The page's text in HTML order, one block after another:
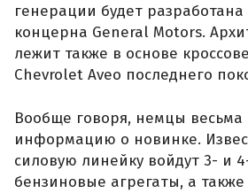
генерации будет
концерна General Motors.
лежит также в основе
Chevrolet Aveo последнего
Вообще говоря, немцы весьма
информацию о новинке.
силовую линейку войдут 3- и
бензиновые агрегаты, а